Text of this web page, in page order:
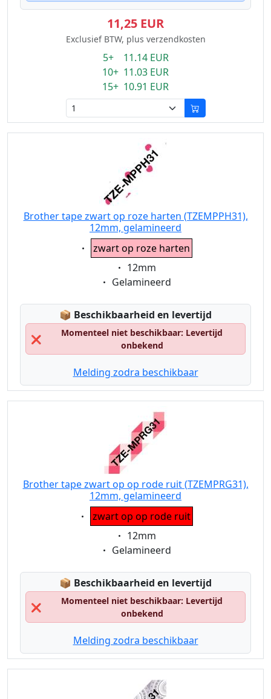
11,25 EUR
Exclusief BTW, plus verzendkosten
5+ 11.14 EUR
10+ 11.03 EUR
15+ 10.91 EUR
Brother tape zwart op roze harten (TZEMPPH31),
12mm, gelamineerd
Eigenschaft:
zwart op roze harten
Eigenschaft:
12mm
Eigenschaft:
Gelamineerd
📦 Lagerstatus:
Beschikbaarheid en levertijd
❌
Momenteel niet beschikbaar: Levertijd
onbekend
Melding zodra beschikbaar
Brother tape zwart op op rode ruit (TZEMPRG31),
12mm, gelamineerd
Eigenschaft:
zwart op op rode ruit
Eigenschaft:
12mm
Eigenschaft:
Gelamineerd
📦 Lagerstatus:
Beschikbaarheid en levertijd
❌
Momenteel niet beschikbaar: Levertijd
onbekend
Melding zodra beschikbaar